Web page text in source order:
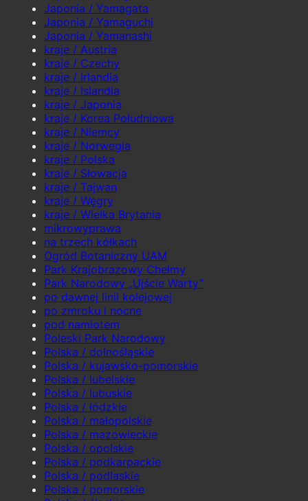
Japonia / Yamagata
Japonia / Yamaguchi
Japonia / Yamanashi
kraje / Austria
kraje / Czechy
kraje / Irlandia
kraje / Islandia
kraje / Japonia
kraje / Korea Południowa
kraje / Niemcy
kraje / Norwegia
kraje / Polska
kraje / Słowacja
kraje / Tajwan
kraje / Węgry
kraje / Wielka Brytania
mikrowyprawa
na trzech kółkach
Ogród Botaniczny UAM
Park Krajobrazowy Chełmy
Park Narodowy „Ujście Warty”
po dawnej linii kolejowej
po zmroku i nocne
pod namiotem
Poleski Park Narodowy
Polska / dolnośląskie
Polska / kujawsko-pomorskie
Polska / lubelskie
Polska / lubuskie
Polska / łódzkie
Polska / małopolskie
Polska / mazowieckie
Polska / opolskie
Polska / podkarpackie
Polska / podlaskie
Polska / pomorskie